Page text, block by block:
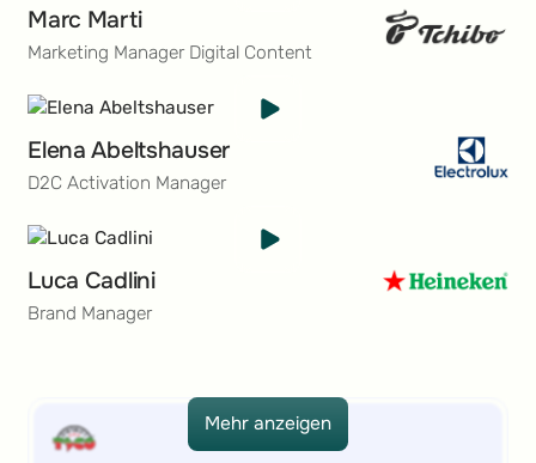
Marc Marti
Marketing Manager Digital Content
Elena Abeltshauser
D2C Activation Manager
Luca Cadlini
Brand Manager
Mehr anzeigen
Mehr anzeigen